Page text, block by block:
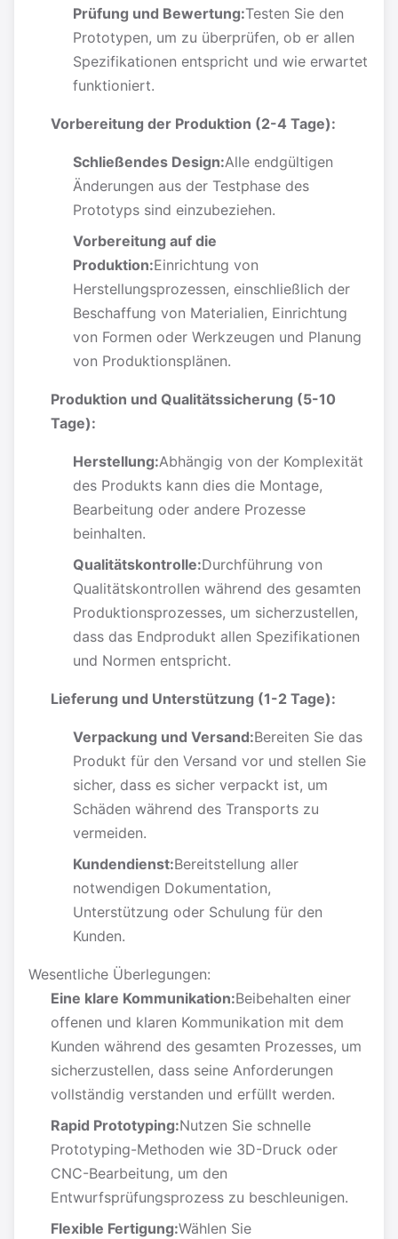
Prüfung und Bewertung:Testen Sie den
Prototypen, um zu überprüfen, ob er allen
Spezifikationen entspricht und wie erwartet
funktioniert.
Vorbereitung der Produktion (2-4 Tage):
Schließendes Design:Alle endgültigen
Änderungen aus der Testphase des
Prototyps sind einzubeziehen.
Vorbereitung auf die
Produktion:Einrichtung von
Herstellungsprozessen, einschließlich der
Beschaffung von Materialien, Einrichtung
von Formen oder Werkzeugen und Planung
von Produktionsplänen.
Produktion und Qualitätssicherung (5-10
Tage):
Herstellung:Abhängig von der Komplexität
des Produkts kann dies die Montage,
Bearbeitung oder andere Prozesse
beinhalten.
Qualitätskontrolle:Durchführung von
Qualitätskontrollen während des gesamten
Produktionsprozesses, um sicherzustellen,
dass das Endprodukt allen Spezifikationen
und Normen entspricht.
Lieferung und Unterstützung (1-2 Tage):
Verpackung und Versand:Bereiten Sie das
Produkt für den Versand vor und stellen Sie
sicher, dass es sicher verpackt ist, um
Schäden während des Transports zu
vermeiden.
Kundendienst:Bereitstellung aller
notwendigen Dokumentation,
Unterstützung oder Schulung für den
Kunden.
Wesentliche Überlegungen:
Eine klare Kommunikation:Beibehalten einer
offenen und klaren Kommunikation mit dem
Kunden während des gesamten Prozesses, um
sicherzustellen, dass seine Anforderungen
vollständig verstanden und erfüllt werden.
Rapid Prototyping:Nutzen Sie schnelle
Prototyping-Methoden wie 3D-Druck oder
CNC-Bearbeitung, um den
Entwurfsprüfungsprozess zu beschleunigen.
Flexible Fertigung:Wählen Sie